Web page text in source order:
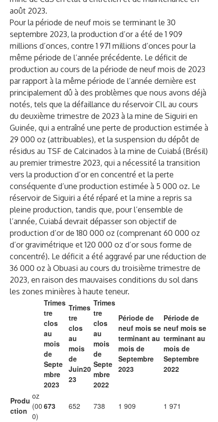
août 2023.
Pour la période de neuf mois se terminant le 30
septembre 2023, la production d’or a été de 1 909
millions d’onces, contre 1 971 millions d’onces pour la
même période de l’année précédente. Le déficit de
production au cours de la période de neuf mois de 2023
par rapport à la même période de l’année dernière est
principalement dû à des problèmes que nous avons déjà
notés, tels que la défaillance du réservoir CIL au cours
du deuxième trimestre de 2023 à la mine de Siguiri en
Guinée, qui a entraîné une perte de production estimée à
29 000 oz (attribuables), et la suspension du dépôt de
résidus au TSF de Calcinados à la mine de Cuiabá (Brésil)
au premier trimestre 2023, qui a nécessité la transition
vers la production d’or en concentré et la perte
conséquente d’une production estimée à 5 000 oz. Le
réservoir de Siguiri a été réparé et la mine a repris sa
pleine production, tandis que, pour l’ensemble de
l’année, Cuiabá devrait dépasser son objectif de
production d’or de 180 000 oz (comprenant 60 000 oz
d’or gravimétrique et 120 000 oz d’or sous forme de
concentré). Le déficit a été aggravé par une réduction de
36 000 oz à Obuasi au cours du troisième trimestre de
2023, en raison des mauvaises conditions du sol dans
les zones minières à haute teneur.
Trimes
tre
clos
au
mois
de
Septe
mbre
2023
Trimes
tre
clos
au
mois
de
Juin20
23
Trimes
tre
clos
au
mois
de
Septe
mbre
2022
Période de
neuf mois se
terminant au
mois de
Septembre
2023
Période de
neuf mois se
terminant au
mois de
Septembre
2022
Produ
ction
oz
(00
0)
673 652 738 1 909 1 971